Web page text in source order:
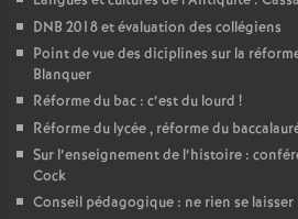
DNB 2018 et évaluation des collégiens
Point de vue des diciplines sur la
Blanquer
Réforme du bac : c’est du lourd !
Réforme du lycée , réforme du
Sur l’enseignement de l’histoire :
Cock
Conseil pédagogique : ne rien se